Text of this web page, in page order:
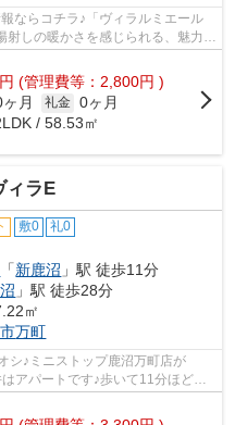
ならコチラ♪「ヴィラルミエール
しの暖かさを感じられる、魅力的
円 (管理費等：2,800円 )
月 礼金 0ヶ月
/ 58.53㎡
ィラE
敷0 礼0
「新鹿沼 」駅 徒歩11分
」駅 徒歩28分
㎡
万町
シ♪ミニストップ鹿沼万町店が
アパートです♪歩いて11分ほどで
物...